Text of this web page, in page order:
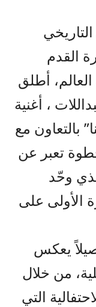
القدم
أطلق
، أغنية
بالتعاون مع
تعبر عن
وحّد
الأولى على
يعكس
من خلال
التي